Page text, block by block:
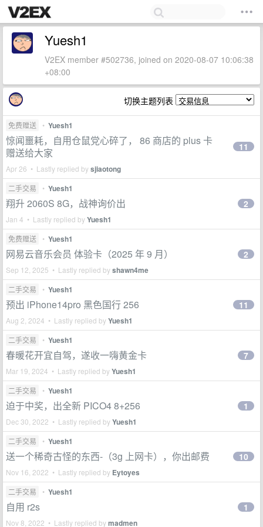
Yuesh1
V2EX member #502736, joined on 2020-08-07 10:06:38
+08:00
切换主题列表
免费赠送 • Yuesh1
惊闻噩耗，自用仓鼠党心碎了， 86 商店的 plus 卡
赠送给大家
Apr 26 • Lastly replied bysjiaotong
11
二手交易 • Yuesh1
翔升 2060S 8G，战神询价出
Jan 4 • Lastly replied byYuesh1
2
免费赠送 • Yuesh1
网易云音乐会员 体验卡（2025 年 9 月）
Sep 12, 2025 • Lastly replied byshawn4me
2
二手交易 • Yuesh1
预出 iPhone14pro 黑色国行 256
Aug 2, 2024 • Lastly replied byYuesh1
11
二手交易 • Yuesh1
春暖花开宜自驾，遂收一嗨黄金卡
Mar 19, 2024 • Lastly replied byYuesh1
7
二手交易 • Yuesh1
迫于中奖，出全新 PICO4 8+256
Dec 30, 2022 • Lastly replied byYuesh1
1
二手交易 • Yuesh1
送一个稀奇古怪的东西-（3g 上网卡），你出邮费
Nov 16, 2022 • Lastly replied by Eytoyes
10
二手交易 • Yuesh1
自用 r2s
Nov 8, 2022 • Lastly replied bymadmen
1